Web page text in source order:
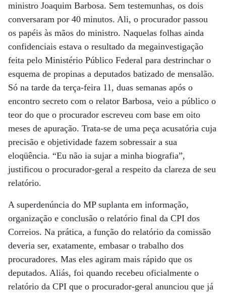
ministro Joaquim Barbosa. Sem testemunhas, os dois
conversaram por 40 minutos. Ali, o procurador passou
os papéis às mãos do ministro. Naquelas folhas ainda
confidenciais estava o resultado da megainvestigação
feita pelo Ministério Público Federal para destrinchar o
esquema de propinas a deputados batizado de mensalão.
Só na tarde da terça-feira 11, duas semanas após o
encontro secreto com o relator Barbosa, veio a público o
teor do que o procurador escreveu com base em oito
meses de apuração. Trata-se de uma peça acusatória cuja
precisão e objetividade fazem sobressair a sua
eloqüência. “Eu não ia sujar a minha biografia”,
justificou o procurador-geral a respeito da clareza de seu
relatório.
A superdenúncia do MP suplanta em informação,
organização e conclusão o relatório final da CPI dos
Correios. Na prática, a função do relatório da comissão
deveria ser, exatamente, embasar o trabalho dos
procuradores. Mas eles agiram mais rápido que os
deputados. Aliás, foi quando recebeu oficialmente o
relatório da CPI que o procurador-geral anunciou que já